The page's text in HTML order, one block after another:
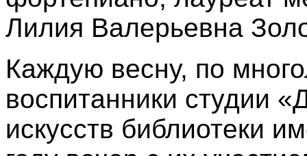
Лилия Валерьевна
Каждую весну, по
воспитанники студии
искусств библиотеки